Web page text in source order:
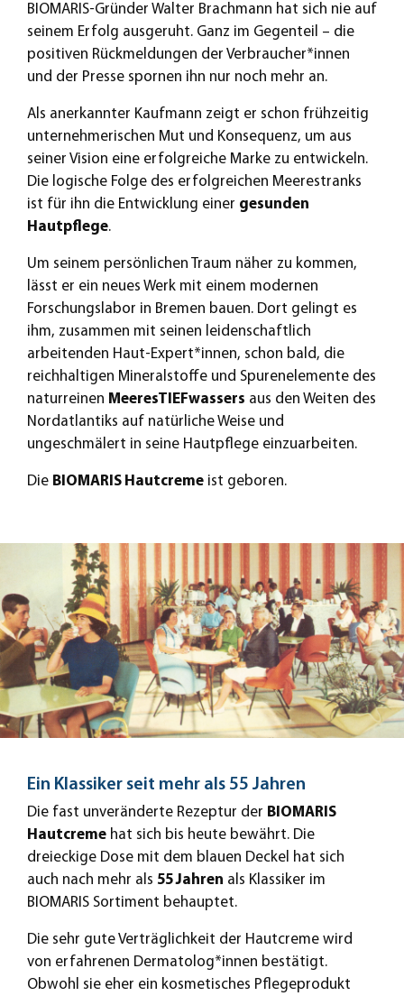
BIOMARIS-Gründer Walter Brachmann hat sich nie auf
seinem Erfolg ausgeruht. Ganz im Gegenteil – die
positiven Rückmeldungen der Verbraucher*innen
und der Presse spornen ihn nur noch mehr an.
Als anerkannter Kaufmann zeigt er schon frühzeitig
unternehmerischen Mut und Konsequenz, um aus
seiner Vision eine erfolgreiche Marke zu entwickeln.
Die logische Folge des erfolgreichen Meerestranks
ist für ihn die Entwicklung einer gesunden
Hautpflege.
Um seinem persönlichen Traum näher zu kommen,
lässt er ein neues Werk mit einem modernen
Forschungslabor in Bremen bauen. Dort gelingt es
ihm, zusammen mit seinen leidenschaftlich
arbeitenden Haut-Expert*innen, schon bald, die
reichhaltigen Mineralstoffe und Spurenelemente des
naturreinen MeeresTIEFwassers aus den Weiten des
Nordatlantiks auf natürliche Weise und
ungeschmälert in seine Hautpflege einzuarbeiten.
Die BIOMARIS Hautcreme ist geboren.
Ein Klassiker seit mehr als 55 Jahren
Die fast unveränderte Rezeptur der BIOMARIS
Hautcreme hat sich bis heute bewährt. Die
dreieckige Dose mit dem blauen Deckel hat sich
auch nach mehr als 55 Jahren als Klassiker im
BIOMARIS Sortiment behauptet.
Die sehr gute Verträglichkeit der Hautcreme wird
von erfahrenen Dermatolog*innen bestätigt.
Obwohl sie eher ein kosmetisches Pflegeprodukt